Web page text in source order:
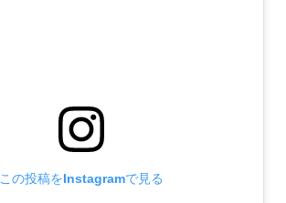
この投稿をInstagramで見る